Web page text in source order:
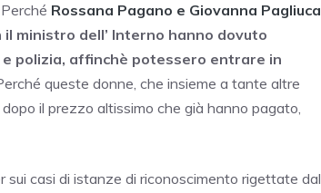
Rossana Pagano e Giovanna Pagliuca
ministro dell’ Interno hanno dovuto
polizia, affinchè potessero entrare in
queste donne, che insieme a tante altre
il prezzo altissimo che già hanno pagato,
casi di istanze di riconoscimento rigettate dal